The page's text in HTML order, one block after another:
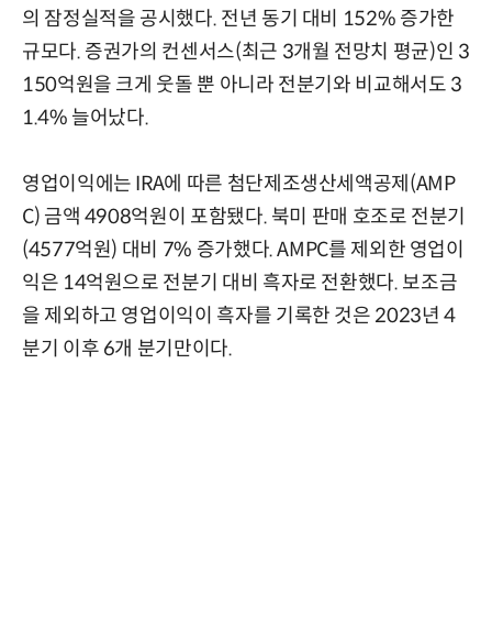
의 잠정실적을 공시했다. 전년 동기 대비 152% 증가한
규모다. 증권가의 컨센서스(최근 3개월 전망치 평균)인 3
150억원을 크게 웃돌 뿐 아니라 전분기와 비교해서도 3
1.4% 늘어났다.
영업이익에는 IRA에 따른 첨단제조생산세액공제(AMP
C) 금액 4908억원이 포함됐다. 북미 판매 호조로 전분기
(4577억원) 대비 7% 증가했다. AMPC를 제외한 영업이
익은 14억원으로 전분기 대비 흑자로 전환했다. 보조금
을 제외하고 영업이익이 흑자를 기록한 것은 2023년 4
분기 이후 6개 분기만이다.